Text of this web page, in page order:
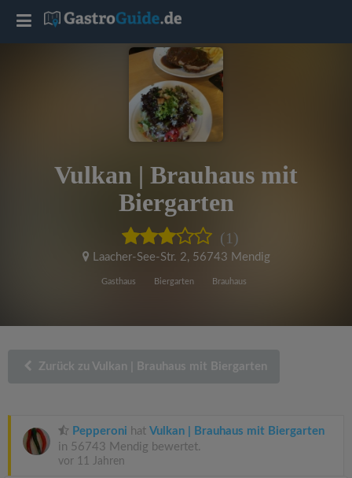
Vulkan | Brauhaus mit
Biergarten
(1)
Laacher-See-Str. 2, 56743 Mendig
Gasthaus Biergarten Brauhaus
Zurück zu Vulkan | Brauhaus mit Biergarten
Pepperoni hat Vulkan | Brauhaus mit Biergarten
in 56743 Mendig bewertet.
vor 11 Jahren
T
g